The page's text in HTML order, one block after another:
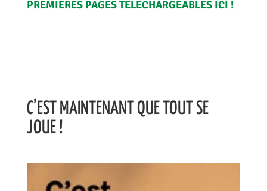
PREMIERES PAGES TELECHARGEABLES ICI !
C’EST MAINTENANT QUE TOUT SE
JOUE !